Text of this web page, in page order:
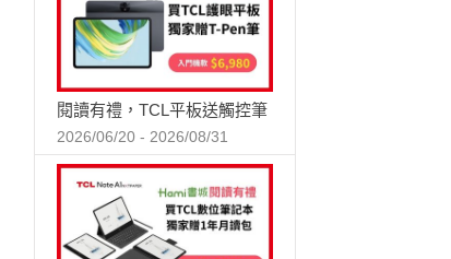
閱讀有禮，TCL平板送觸控筆
2026/06/20 - 2026/08/31